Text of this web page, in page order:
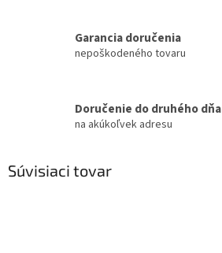
Garancia doručenia
nepoškodeného tovaru
Doručenie do druhého dňa
na akúkoľvek adresu
Súvisiaci tovar